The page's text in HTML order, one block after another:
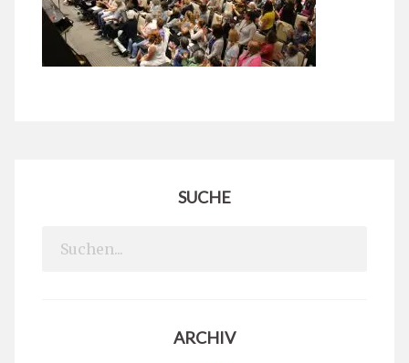
SUCHE
Search
ARCHIV